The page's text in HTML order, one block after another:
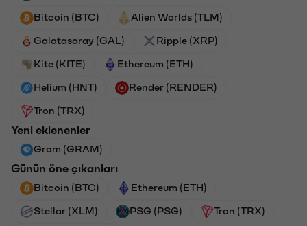
Bitcoin (BTC) Alien Worlds (TLM)
Galatasaray (GAL) Ripple (XRP)
Kite (KITE) Ethereum (ETH)
Helium (HNT) Render (RENDER)
Tron (TRX)
Yeni eklenenler
Gram (GRAM)
Günün öne çıkanları
Bitcoin (BTC) Ethereum (ETH)
Stellar (XLM) PSG (PSG) Tron (TRX)